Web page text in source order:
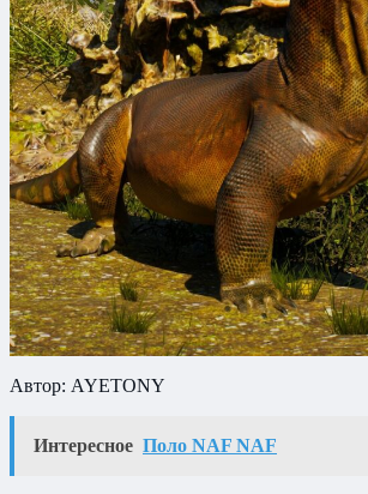
Автор: AYETONY
Интересное Поло NAF NAF